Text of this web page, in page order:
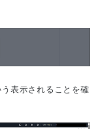
う表示されることを確